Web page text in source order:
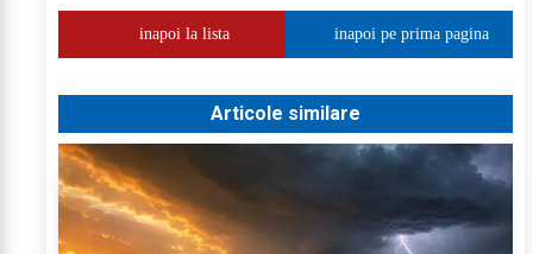
inapoi la lista inapoi pe prima pagina
Articole similare